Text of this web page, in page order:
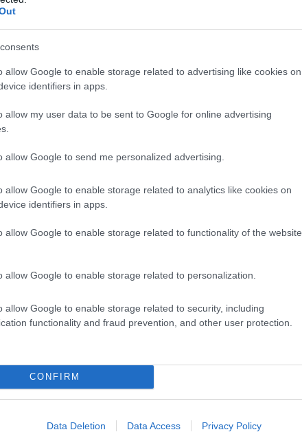
allow Google to enable storage related to advertising like cookies on
identifiers in apps.
allow my user data to be sent to Google for online advertising
allow Google to send me personalized advertising.
allow Google to enable storage related to analytics like cookies on
identifiers in apps.
allow Google to enable storage related to functionality of the website
allow Google to enable storage related to personalization.
allow Google to enable storage related to security, including
functionality and fraud prevention, and other user protection.
CONFIRM
Data Deletion Data Access Privacy Policy
διερεύνηση.
δεν είχαν καμία απώλεια κατά την
να αποσυρθούν με επιτυχία μετά
της αποστολής τους, σύμφωνα με την HUR.
ΧΕΡΣΩΝΑ
ΑΡΘΡΟ